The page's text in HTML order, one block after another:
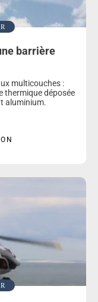
barrière
multicouches :
thermique déposée
aluminium.